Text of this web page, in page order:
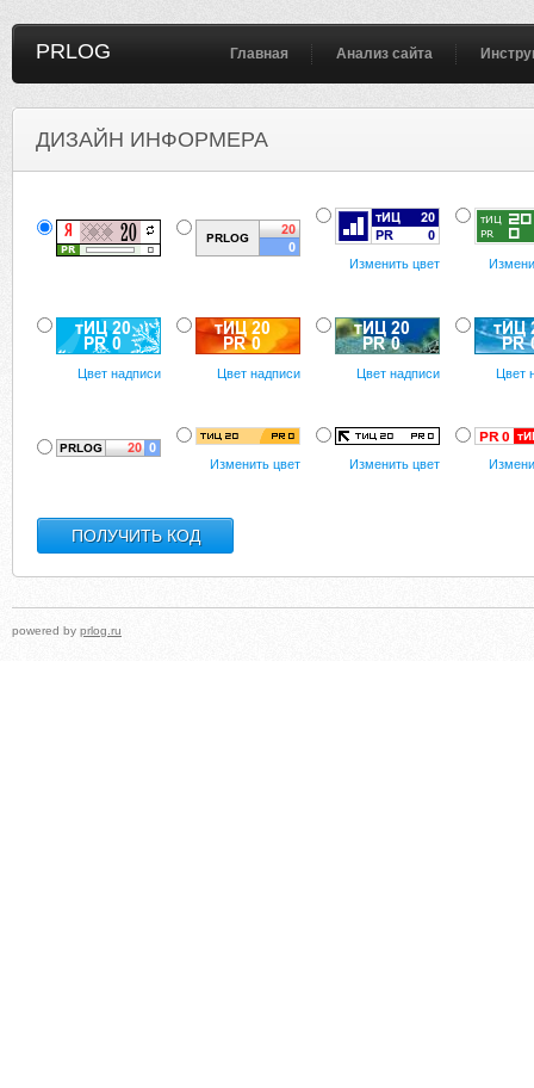
PRLOG Главная Анализ сайта
ДИЗАЙН ИНФОРМЕРА
Изменить цвет
Цвет надписи Цвет надписи Цвет надписи Цвет
Изменить цвет Изменить цвет
powered by prlog.ru